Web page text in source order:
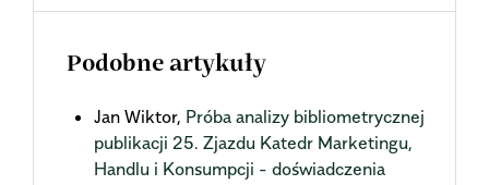
Podobne artykuły
Jan Wiktor, Próba analizy bibliometrycznej
publikacji 25. Zjazdu Katedr Marketingu,
Handlu i Konsumpcji - doświadczenia